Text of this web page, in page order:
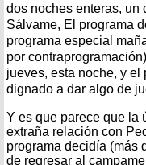
dos noches enteras, un
Sálvame, El programa
programa especial
por
jueves, esta noche, y
dignado a dar algo de
Y es que parece que la
extraña relación con
programa decidía (más
de regresar al